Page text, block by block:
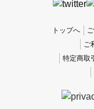
トップへ
ご
特定商取